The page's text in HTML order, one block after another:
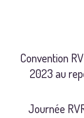
Convention
2023 au
Journée